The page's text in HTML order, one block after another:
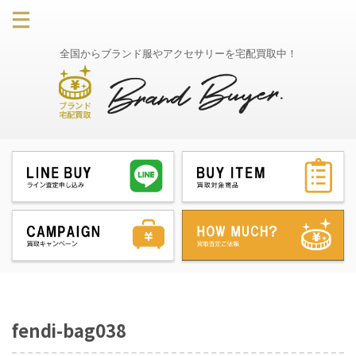
全国からブランド服やアクセサリーを宅配買取中！
fendi-bag038